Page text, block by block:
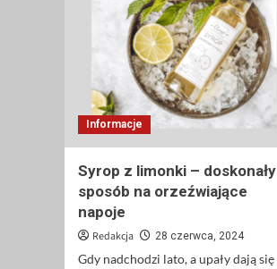
Informacje
Syrop z limonki – doskonały
sposób na orzeźwiające
napoje
Redakcja 28 czerwca, 2024
Gdy nadchodzi lato, a upały dają się